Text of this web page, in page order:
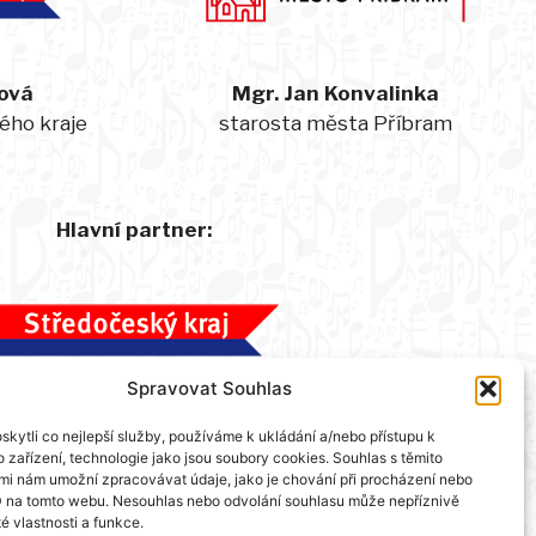
Spravovat Souhlas
co nejlepší služby, používáme k ukládání a/nebo přístupu k
zařízení, technologie jako jsou soubory cookies. Souhlas s těmito
nám umožní zpracovávat údaje, jako je chování při procházení nebo
na tomto webu. Nesouhlas nebo odvolání souhlasu může nepříznivě
vlastnosti a funkce.
kraje
Mgr. Jan Konvalinka
starosta města Příbram
Hlavní partner: